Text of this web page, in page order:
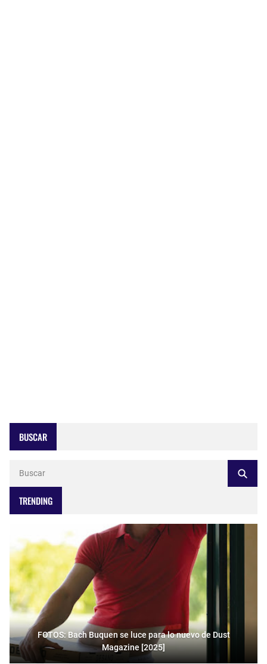
BUSCAR
TRENDING
FOTOS: Bach Buquen se luce para lo nuevo de Dust
Magazine [2025]